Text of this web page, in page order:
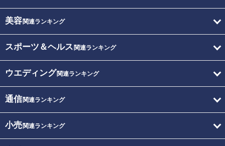
美容関連ランキング
スポーツ＆ヘルス 関連ランキング
ウエディング関連ランキング
通信関連ランキング
小売関連ランキング